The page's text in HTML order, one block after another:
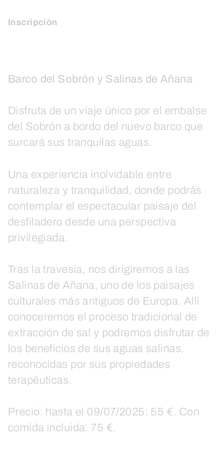
Inscripción
Barco del Sobrón y Salinas de Añana
Disfruta de un viaje único por el embalse
del Sobrón a bordo del nuevo barco que
surcará sus tranquilas aguas.
Una experiencia inolvidable entre
naturaleza y tranquilidad, donde podrás
contemplar el espectacular paisaje del
desfiladero desde una perspectiva
privilegiada.
Tras la travesía, nos dirigiremos a las
Salinas de Añana, uno de los paisajes
culturales más antiguos de Europa. Allí
conoceremos el proceso tradicional de
extracción de sal y podremos disfrutar de
los beneficios de sus aguas salinas,
reconocidas por sus propiedades
terapéuticas.
Precio: hasta el 09/07/2025: 55 €. Con
comida incluida: 75 €.